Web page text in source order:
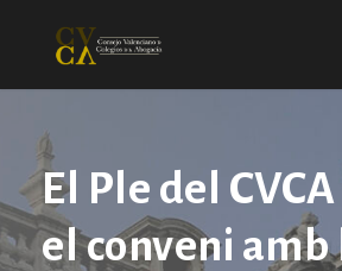
El Ple del
el conveni amb